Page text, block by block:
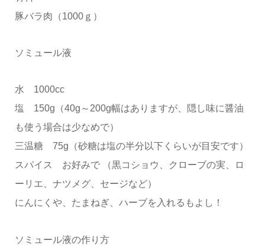
豚バラ肉（1000ｇ）
ソミュール液
水 1000cc
塩 150g（40g～200g幅はありますが、隠し味に醤油
も使う場合は少なめで）
三温糖 75g（砂糖は塩の半分以下くらいが目安です）
スパイス お好みで （黒コショウ、クローブの実、ロ
ーリエ、ナツメグ、セージなど）
にんにくや、たまねぎ、ハーブを入れるもよし！
ソミュール液の作り方